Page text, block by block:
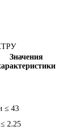
Значения
≤ 43
2.25